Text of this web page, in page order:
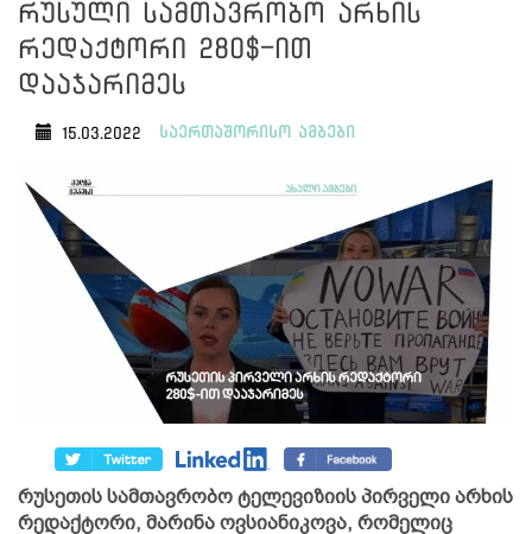
რუსული სამთავრობო არხის
რედაქტორი 280$-ით
დააჯარიმეს
15.03.2022 საერთაშორისო ამბები
რუსეთის სამთავრობო ტელევიზიის პირველი არხის
რედაქტორი, მარინა ოვსიანიკოვა, რომელიც